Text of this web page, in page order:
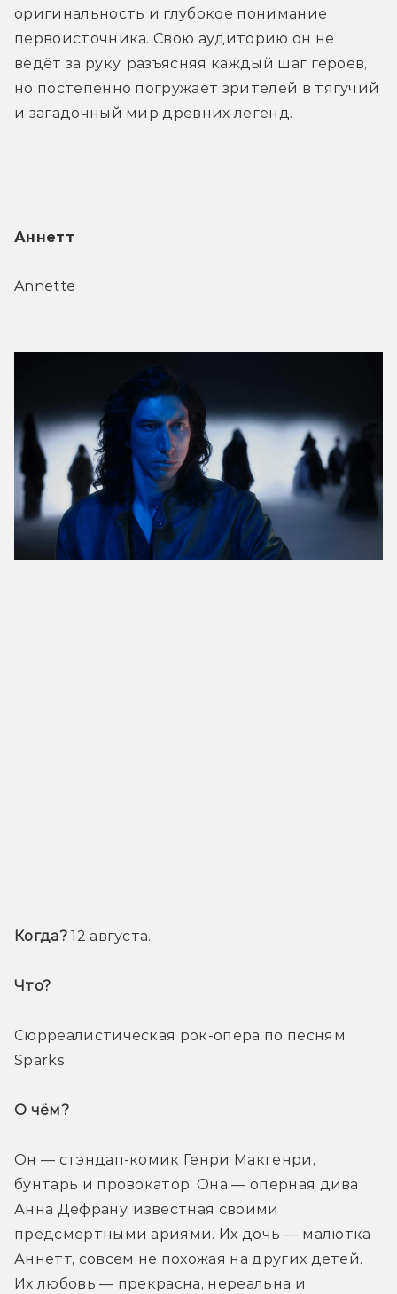
оригинальность и глубокое понимание
первоисточника. Свою аудиторию он не
ведёт за руку, разъясняя каждый шаг героев,
но постепенно погружает зрителей в тягучий
и загадочный мир древних легенд.
Аннетт
Annette
Когда? 12 августа.
Что?
Сюрреалистическая рок-опера по песням
Sparks.
О чём?
Он — стэндап-комик Генри Макгенри,
бунтарь и провокатор. Она — оперная дива
Анна Дефрану, известная своими
предсмертными ариями. Их дочь — малютка
Аннетт, совсем не похожая на других детей.
Их любовь — прекрасна, нереальна и